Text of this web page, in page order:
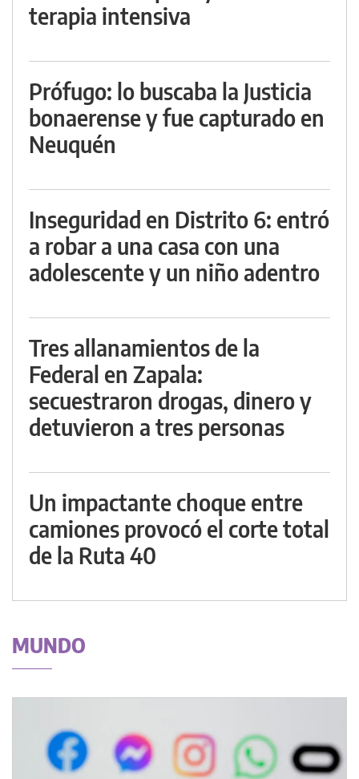
terapia intensiva
Prófugo: lo buscaba la Justicia
bonaerense y fue capturado en
Neuquén
Inseguridad en Distrito 6: entró
a robar a una casa con una
adolescente y un niño adentro
Tres allanamientos de la
Federal en Zapala:
secuestraron drogas, dinero y
detuvieron a tres personas
Un impactante choque entre
camiones provocó el corte total
de la Ruta 40
MUNDO